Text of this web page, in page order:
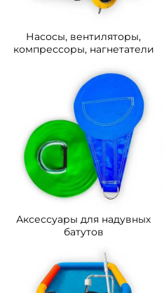
Насосы, вентиляторы,
компрессоры, нагнетатели
Аксессуары для надувных
батутов